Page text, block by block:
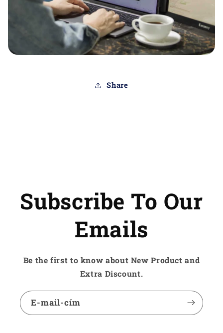
Share
Subscribe To Our
Emails
Be the first to know about New Product and
Extra Discount.
E-mail-cím